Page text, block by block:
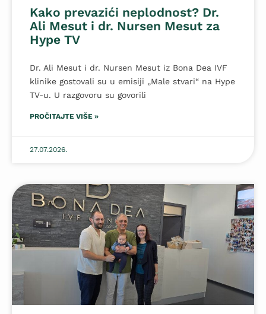
Kako prevazići neplodnost? Dr.
Ali Mesut i dr. Nursen Mesut za
Hype TV
Dr. Ali Mesut i dr. Nursen Mesut iz Bona Dea IVF
klinike gostovali su u emisiji „Male stvari“ na Hype
TV-u. U razgovoru su govorili
PROČITAJTE VIŠE »
27.07.2026.